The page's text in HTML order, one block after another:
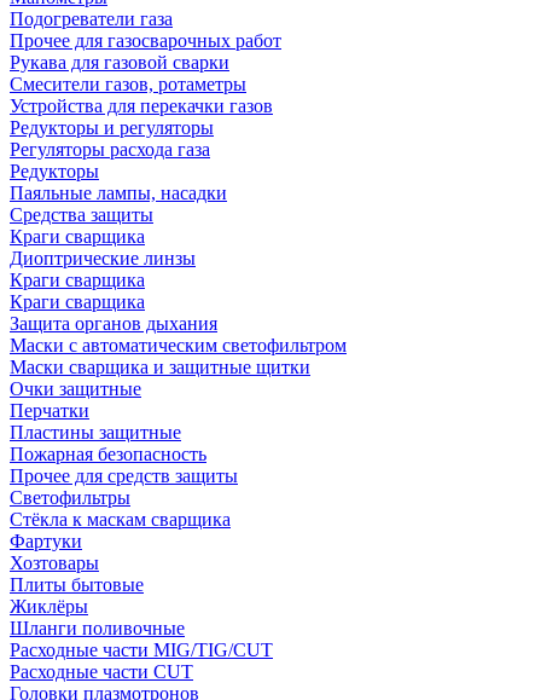
Подогреватели газа
Прочее для газосварочных работ
Рукава для газовой сварки
Смесители газов, ротаметры
Устройства для перекачки газов
Редукторы и регуляторы
Регуляторы расхода газа
Редукторы
Паяльные лампы, насадки
Средства защиты
Краги сварщика
Диоптрические линзы
Краги сварщика
Краги сварщика
Защита органов дыхания
Маски с автоматическим светофильтром
Маски сварщика и защитные щитки
Очки защитные
Перчатки
Пластины защитные
Пожарная безопасность
Прочее для средств защиты
Светофильтры
Стёкла к маскам сварщика
Фартуки
Хозтовары
Плиты бытовые
Жиклёры
Шланги поливочные
Расходные части MIG/TIG/CUT
Расходные части CUT
Головки плазмотронов